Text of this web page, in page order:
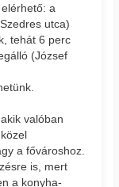
a
utca)
tehát 6 perc
(József
valóban
a fővároshoz.
is, mert
a konyha-